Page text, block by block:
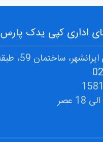
اداری کپی یدک پارس
59، طبقه 3، واحد 11